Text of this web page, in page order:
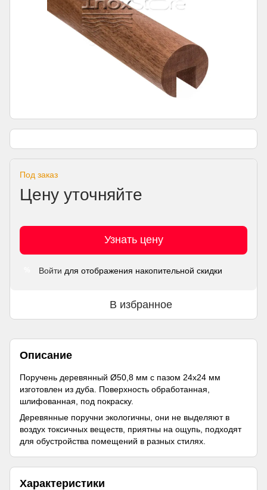
Под заказ
Цену уточняйте
Узнать цену
Войти для отображения накопительной скидки
В избранное
Описание
Поручень деревянный Ø50,8 мм с пазом 24х24 мм
изготовлен из дуба. Поверхность обработанная,
шлифованная, под покраску.
Деревянные поручни экологичны, они не выделяют в
воздух токсичных веществ, приятны на ощупь, подходят
для обустройства помещений в разных стилях.
Характеристики